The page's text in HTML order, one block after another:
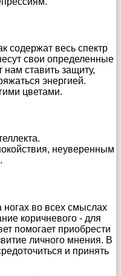
содержат весь спектр
свои определенные
ставить защиту,
энергией.
цветами.
неуверенным
ногах во всех смыслах
коричневого - для
помогает приобрести
личного мнения. В
и принять